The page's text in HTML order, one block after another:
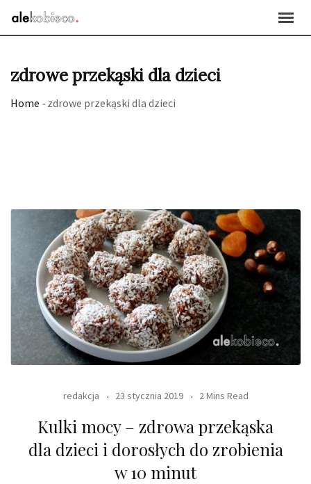
zdrowe przekąski dla dzieci
Home -zdrowe przekąski dla dzieci
redakcja 23 stycznia 2019 2 Mins Read
Kulki mocy – zdrowa przekąska
dla dzieci i dorosłych do zrobienia
w 10 minut